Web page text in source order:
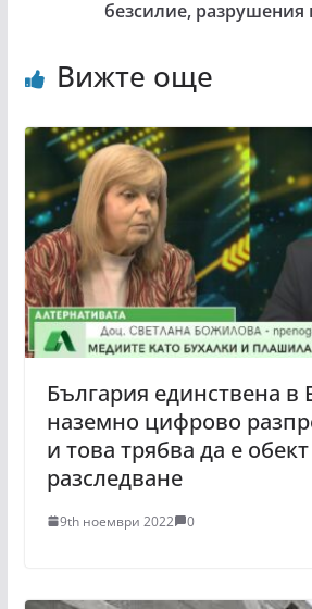
безсилие, разрушения
Вижте още
България единствена в
наземно цифрово
и това трябва да е
разследване
9th ноември 2022 0